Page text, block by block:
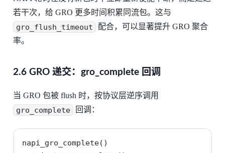
若干次，给 GRO 更多时间积累同流包。这与
gro_flush_timeout
配合，可以显著提升 GRO 聚合
率。
2.6 GRO 递交：gro_complete 回调
当 GRO 包被 flush 时，按协议层逆序调用
gro_complete 回调：
napi_gro_complete()